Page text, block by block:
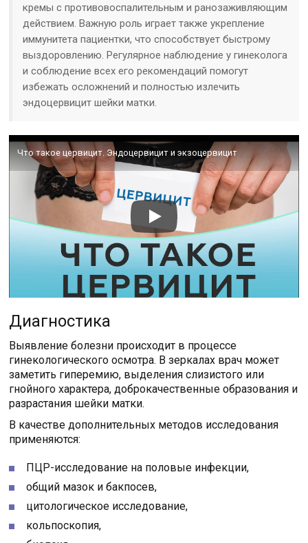
кремы с противовоспалительным и ранозаживляющим
действием. Важную роль играет также укрепление
иммунитета пациентки, что способствует быстрому
выздоровлению. Регулярное наблюдение у гинеколога
и соблюдение всех его рекомендаций помогут
избежать осложнений и полностью излечить
эндоцервицит шейки матки.
Что такое цервицит. Эндоцервицит и экзоцервицит
Диагностика
Выявление болезни происходит в процессе
гинекологического осмотра. В зеркалах врач может
заметить гиперемию, выделения слизистого или
гнойного характера, доброкачественные образования и
разрастания шейки матки.
В качестве дополнительных методов исследования
применяются:
ПЦР-исследование на половые инфекции,
общий мазок и бакпосев,
цитологическое исследование,
кольпоскопия,